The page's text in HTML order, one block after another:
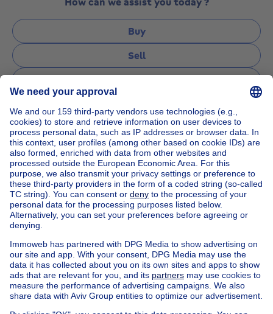
Buy
Sell
Ask a question
Home
Real estate agencies
Real estate agencies in Laeken
Just IMMO
House out of BelgiumHouse for sale France
House for sale Spain
House for sale Italy
House for sale Luxembourg
House for sale Netherlands
Our cheap propertiesCheap houses for sale
Cheap apartments for rent